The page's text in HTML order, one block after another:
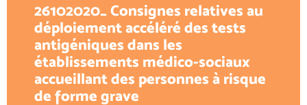
26102020_ Consignes relatives au
déploiement accéléré des tests
antigéniques dans les
établissements médico-sociaux
accueillant des personnes à risque
de forme grave